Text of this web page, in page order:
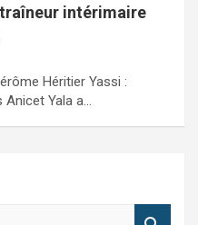
intérimaire
Héritier Yassi :
Anicet Yala a…